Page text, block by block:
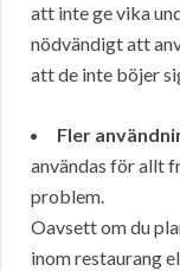
att inte ge vika
nödvändigt att
att de inte böjer
Fler
användas för allt
problem.
Oavsett om du
inom restaurang